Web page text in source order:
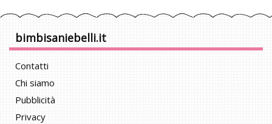
bimbisaniebelli.it
Contatti
Chi siamo
Pubblicità
Privacy